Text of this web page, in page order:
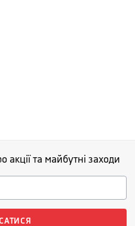
та майбутні заходи